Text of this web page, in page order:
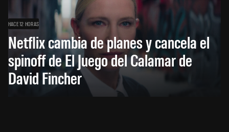
HACE 12 HORAS
Netflix cambia de planes y cancela el
spinoff de El Juego del Calamar de
David Fincher